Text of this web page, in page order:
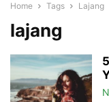
Home Tags Lajang
lajang